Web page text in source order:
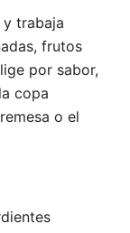
y trabaja
frutos
por sabor,
copa
o el